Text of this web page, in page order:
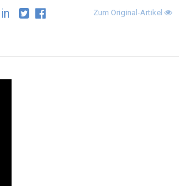
Zum Original-Artikel